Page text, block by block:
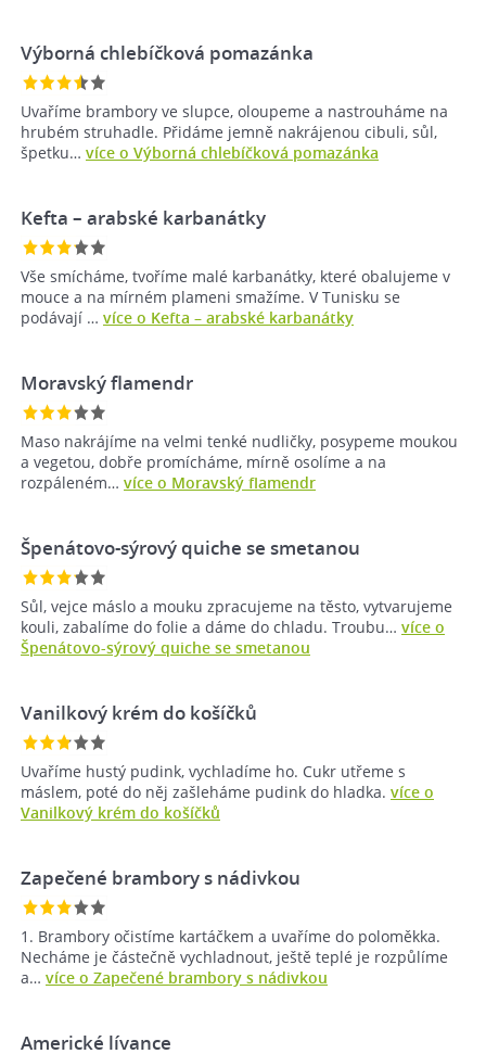
Výborná chlebíčková pomazánka
Uvaříme brambory ve slupce, oloupeme a nastrouháme na
hrubém struhadle. Přidáme jemně nakrájenou cibuli, sůl,
špetku… více o Výborná chlebíčková pomazánka
Kefta –⁠ arabské karbanátky
Vše smícháme, tvoříme malé karbanátky, které obalujeme v
mouce a na mírném plameni smažíme. V Tunisku se
podávají … více o Kefta –⁠ arabské karbanátky
Moravský flamendr
Maso nakrájíme na velmi tenké nudličky, posypeme moukou
a vegetou, dobře promícháme, mírně osolíme a na
rozpáleném… více o Moravský flamendr
Špenátovo-sýrový quiche se smetanou
Sůl, vejce máslo a mouku zpracujeme na těsto, vytvarujeme
kouli, zabalíme do folie a dáme do chladu. Troubu… více o
Špenátovo-sýrový quiche se smetanou
Vanilkový krém do košíčků
Uvaříme hustý pudink, vychladíme ho. Cukr utřeme s
máslem, poté do něj zašleháme pudink do hladka. více o
Vanilkový krém do košíčků
Zapečené brambory s nádivkou
1. Brambory očistíme kartáčkem a uvaříme do poloměkka.
Necháme je částečně vychladnout, ještě teplé je rozpůlíme
a… více o Zapečené brambory s nádivkou
Americké lívance